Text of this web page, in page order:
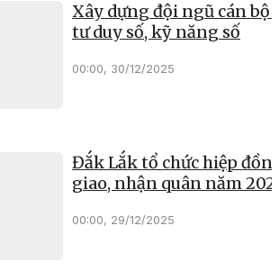
Xây dựng đội ngũ cán bộ
tư duy số, kỹ năng số
00:00, 30/12/2025
Đắk Lắk tổ chức hiệp
giao, nhận quân năm
00:00, 29/12/2025